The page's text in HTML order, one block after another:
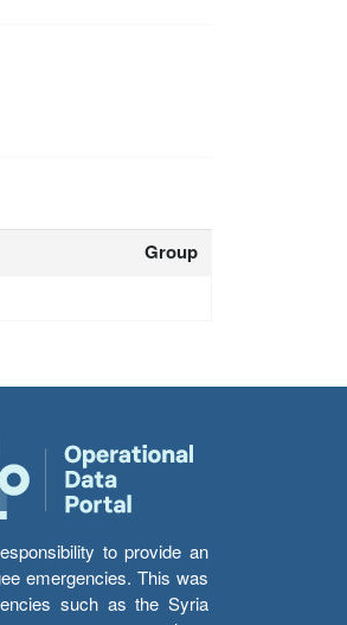
Group
to provide an
emergencies. This was
such as the Syria